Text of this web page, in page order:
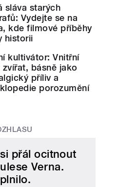
sláva starých
Vydejte se na
kde filmové příběhy
historii
kultivátor: Vnitřní
zvířat, básně jako
příliv a
porozumění
přál ocitnout
Verna.